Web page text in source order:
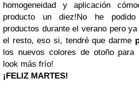
homogeneidad y aplicación
producto un diez!No he
productos durante el verano pero
el resto, eso si, tendré que darme
los nuevos colores de otoño para
look más frío!
¡FELIZ MARTES!